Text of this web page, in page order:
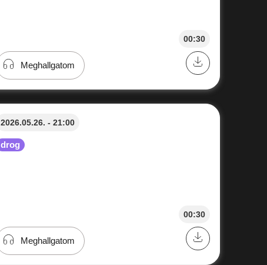
00:30
Meghallgatom
2026.05.26. - 21:00
drog
00:30
Meghallgatom